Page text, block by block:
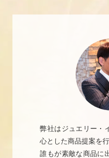
弊社はジュエリー・
心とした商品提案を
誰もが素敵な商品に